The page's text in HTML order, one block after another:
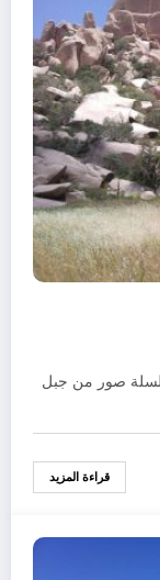
صور من جبل
قراءة المزيد